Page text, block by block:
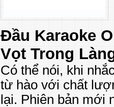
Đầu Karaoke
Vọt Trong
Có thể nói, khi
từ hào với chất
lại. Phiên bản mới